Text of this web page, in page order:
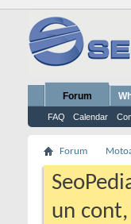
Forum
FAQ Calendar
Forum
un